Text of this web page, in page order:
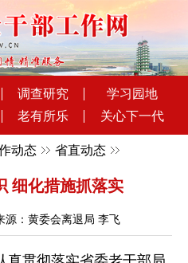
调查研究
学习园地
老有所乐 关心下一代
动态 省直动态
细化措施抓落实
源：黄委会离退局 李飞